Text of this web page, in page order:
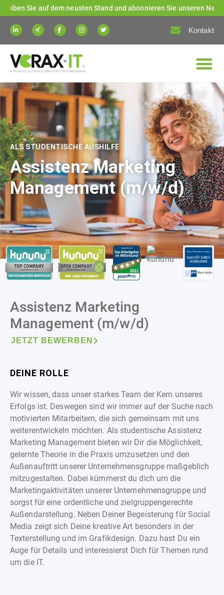
Sie auf dem neusten Stand und abonnieren Sie unseren
Kontakt
ALS STUDENTISCHE AUSHILFE
Assistenz Marketing
Management (m/w/d)
Assistenz Marketing
Management (m/w/d)
JETZT BEWERBEN
DEINE ROLLE
Wir wissen, dass unser starkes Team der Kern unseres
Erfolgs ist. Deswegen sind wir immer auf der Suche nach
motivierten Mitarbeitern, die sich gemeinsam mit uns
weiterentwickeln möchten. Als studentische Assistenz
Marketing Management bieten wir Dir die Möglichkeit,
gelernte Theorie in die Praxis umzusetzen und den
Außenauftritt unserer Unternehmensgruppe maßgeblich
mitzugestalten. Dabei kümmerst du dich um die
Marketingaktivitäten unserer Unternehmensgruppe und
sorgst für eine ordentliche und zielgruppengerechte
Außendarstellung. Neben Deiner Begeisterung für Social
Media zeigt sich Deine kreative Art besonders in der
Texterstellung und im Grafikdesign. Dazu hast Du ein
Auge für Details und interessierst Dich für Themen rund
um die IT.